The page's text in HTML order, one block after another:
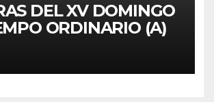
DEL XV DOMINGO
ORDINARIO (A)